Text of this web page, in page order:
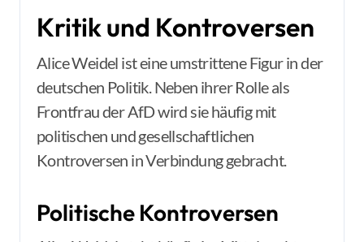
Kritik und Kontroversen
Alice Weidel ist eine umstrittene Figur in der
deutschen Politik. Neben ihrer Rolle als
Frontfrau der AfD wird sie häufig mit
politischen und gesellschaftlichen
Kontroversen in Verbindung gebracht.
Politische Kontroversen